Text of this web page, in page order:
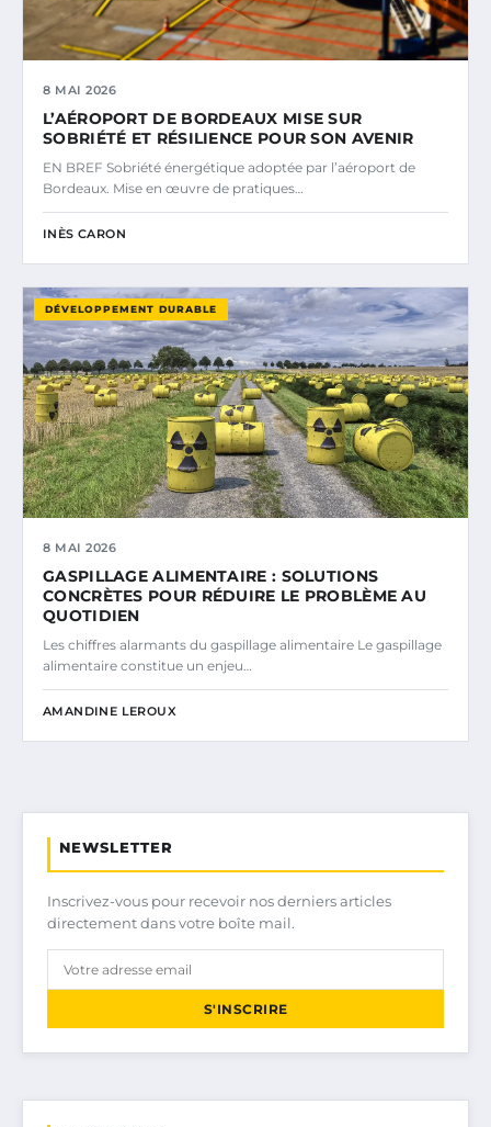
8 MAI 2026
L’AÉROPORT DE BORDEAUX MISE SUR
SOBRIÉTÉ ET RÉSILIENCE POUR SON AVENIR
EN BREF Sobriété énergétique adoptée par l’aéroport de
Bordeaux. Mise en œuvre de pratiques…
INÈS CARON
DÉVELOPPEMENT DURABLE
8 MAI 2026
GASPILLAGE ALIMENTAIRE : SOLUTIONS
CONCRÈTES POUR RÉDUIRE LE PROBLÈME AU
QUOTIDIEN
Les chiffres alarmants du gaspillage alimentaire Le gaspillage
alimentaire constitue un enjeu…
AMANDINE LEROUX
NEWSLETTER
Inscrivez-vous pour recevoir nos derniers articles
directement dans votre boîte mail.
S'INSCRIRE